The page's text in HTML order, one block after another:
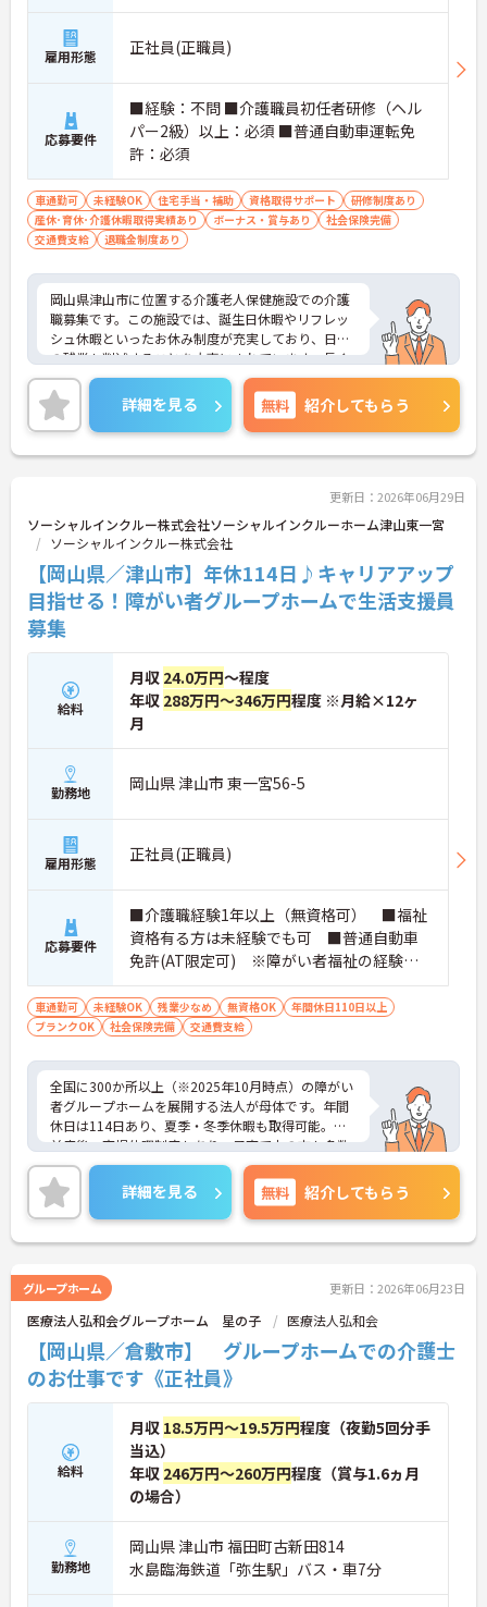
雇用形態 正社員(正職員)
応募要件
■経験：不問 ■介護職員初任者研修（ヘル
パー2級）以上：必須 ■普通自動車運転免
許：必須
車通勤可 未経験OK 住宅手当・補助 資格取得サポート
研修制度あり
産休･育休･介護休暇取得実績あり
ボーナス・賞与あり
社会保険完備
交通費支給
退職金制度あり
岡山県津山市に位置する介護老人保健施設での介護
職募集です。この施設では、誕生日休暇やリフレッ
シュ休暇といったお休み制度が充実しており、日々
の残業も削減することを大事にされています。長く
勤めていきたいと考えられている方におすすめで
す。昇給賞与の過去実績もあり、個人の頑張りが評
価される環境です。ご興味のある方には面接のポイ
ントをお伝えしますので、お気軽にお問い合わせく
ださい。
詳細を見る 無料 紹介してもらう
更新日：2026年06月29日
ソーシャルインクルー株式会社ソーシャルインクルーホーム津山東一宮
ソーシャルインクルー株式会社
【岡山県／津山市】年休114日♪キャリアアップ
目指せる！障がい者グループホームで生活支援員
募集
給料
月収 24.0万円～程度
年収 288万円～346万円程度 ※月給×12ヶ
月
勤務地 岡山県 津山市 東一宮56-5
雇用形態 正社員(正職員)
応募要件
■介護職経験1年以上（無資格可） ■福祉
資格有る方は未経験でも可 ■普通自動車
免許(AT限定可) ※障がい者福祉の経験は
不問です。※初任者研修資格 ヘルパー2級以
上の方、実務経験2年以上の方、障がい者福
祉に関する経験をお持ちの方大歓迎
車通勤可 未経験OK 残業少なめ 無資格OK
年間休日110日以上
ブランクOK
社会保険完備 交通費支給
全国に300か所以上（※2025年10月時点）の障がい
者グループホームを展開する法人が母体です。年間
休日は114日あり、夏季・冬季休暇も取得可能。産
前産後・育児休暇制度もあり、子育て中の方も多数
活躍中で、ワークライフバランスを大切にしながら
働ける環境が整っています。研修制度や外部勉強会
の受講支援もあり、スキルアップもしっかりサポー
ト。将来的には管理者やエリアマネージャーへのキ
ャリアアップも目指せます。20代から60代まで幅広
の職場です。介護経験を活かしたい方、福祉の資格
をお持ちの方、安定した法人でキャリアを築きたい
方におすすめです。
★おすすめPOINT★
・生活支援員からスタートし、サービス管理責任者
やエリアマネージャーへと続く明確なステップアッ
プの道筋が用意されています。急成長中の企業であ
るためポストも豊富にあり、専門性を高めながらマ
ネジメント職への挑戦も視野に入れていただけま
す。
・年間休日114日、残業月平均10時間程度という就
業環境に加え、産前産後休暇や育児休暇制度がしっ
かりと整備されています。オンとオフの切り替えを
明確にし、心身ともに充実した状態で長くご活躍い
ただけます。
・グループホーム一棟あたりの入居者様20名定員を
詳細を見る 無料 紹介してもらう
グループホーム 更新日：2026年06月23日
医療法人弘和会グループホーム 星の子 医療法人弘和会
【岡山県／倉敷市】 グループホームでの介護士
のお仕事です《正社員》
給料
月収 18.5万円～19.5万円程度（夜勤5回分手
当込）
年収 246万円～260万円程度（賞与1.6ヵ月
の場合）
勤務地
岡山県 津山市 福田町古新田814
水島臨海鉄道「弥生駅」バス・車7分